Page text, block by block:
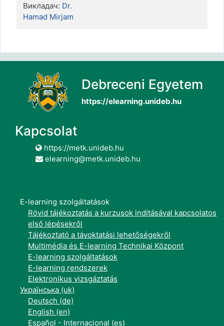
Викладач: Dr.
Hamad Mirjam
Debreceni Egyetem
https://elearning.unideb.hu
Kapcsolat
https://metk.unideb.hu
elearning@metk.unideb.hu
E-learning szolgáltatások
Rövid tájékoztatás a kurzusok indításával kapcsolatos
első lépésekről
Tájékoztató a távoktatási lehetőségekről
Multimédia és E-learning Technikai Központ
E-learning szolgáltatások
E-learning rendszerek
Elektronikus vizsgáztatás
Українська ‎(uk)‎
Deutsch ‎(de)‎
English ‎(en)‎
Español - Internacional ‎(es)‎